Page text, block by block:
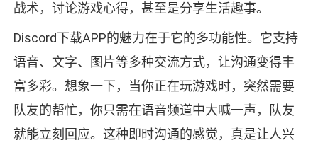
战术，讨论游戏心得，甚至是分享生活趣事。
Discord下载APP的魅力在于它的多功能性。它支持
语音、文字、图片等多种交流方式，让沟通变得丰
富多彩。想象一下，当你正在玩游戏时，突然需要
队友的帮忙，你只需在语音频道中大喊一声，队友
就能立刻回应。这种即时沟通的感觉，真是让人兴